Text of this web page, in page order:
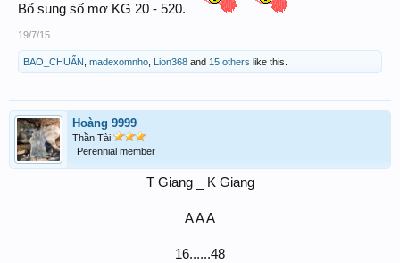
Bổ sung số mơ KG 20 - 520.
19/7/15
BAO_CHUẨN madexomnho Lion368 and 15 others like this.
Hoàng 9999
Thần Tài
Perennial member
T Giang _ K Giang
A A A
16......48